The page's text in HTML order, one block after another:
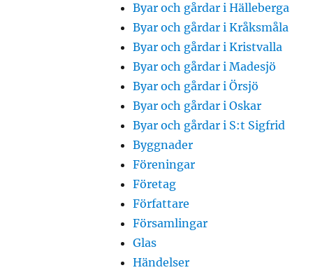
Byar och gårdar i Hälleberga
Byar och gårdar i Kråksmåla
Byar och gårdar i Kristvalla
Byar och gårdar i Madesjö
Byar och gårdar i Örsjö
Byar och gårdar i Oskar
Byar och gårdar i S:t Sigfrid
Byggnader
Föreningar
Företag
Författare
Församlingar
Glas
Händelser